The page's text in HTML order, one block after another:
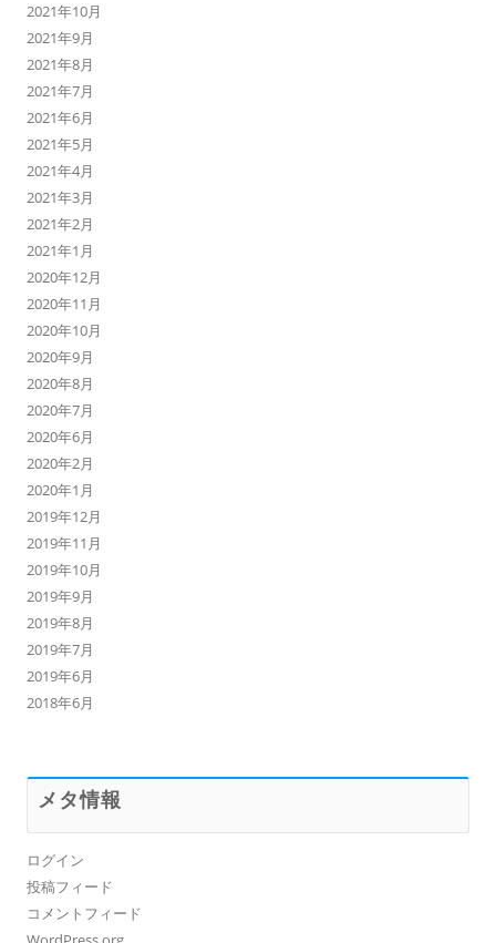
2021年10月
2021年9月
2021年8月
2021年7月
2021年6月
2021年5月
2021年4月
2021年3月
2021年2月
2021年1月
2020年12月
2020年11月
2020年10月
2020年9月
2020年8月
2020年7月
2020年6月
2020年2月
2020年1月
2019年12月
2019年11月
2019年10月
2019年9月
2019年8月
2019年7月
2019年6月
2018年6月
メタ情報
ログイン
投稿フィード
コメントフィード